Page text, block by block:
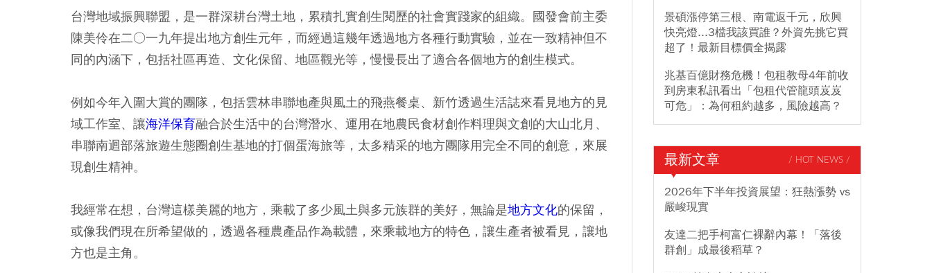
台灣地域振興聯盟，是一群深耕台灣土地，累積扎實創生閱歷的社會實踐家的組織。國發會前主委
陳美伶在二○一九年提出地方創生元年，而經過這幾年透過地方各種行動實驗，並在一致精神但不
同的內涵下，包括社區再造、文化保留、地區觀光等，慢慢長出了適合各個地方的創生模式。
例如今年入圍大賞的團隊，包括雲林串聯地產與風土的飛燕餐桌、新竹透過生活誌來看見地方的見
域工作室、讓海洋保育融合於生活中的台灣潛水、運用在地農民食材創作料理與文創的大山北月、
串聯南迴部落旅遊生態圈創生基地的打個蛋海旅等，太多精采的地方團隊用完全不同的創意，來展
現創生精神。
我經常在想，台灣這樣美麗的地方，乘載了多少風土與多元族群的美好，無論是地方文化的保留，
或像我們現在所希望做的，透過各種農產品作為載體，來乘載地方的特色，讓生產者被看見，讓地
方也是主角。
景碩漲停第三根、南電返千元，欣興
快亮燈...3檔我該買誰？外資先挑它買
超了！最新目標價全揭露
兆基百億財務危機！包租教母4年前收
到房東私訊看出「包租代管龍頭岌岌
可危」：為何租約越多，風險越高？
最新文章 / HOT NEWS /
2026年下半年投資展望：狂熱漲勢 vs
嚴峻現實
友達二把手柯富仁裸辭內幕！「落後
群創」成最後稻草？